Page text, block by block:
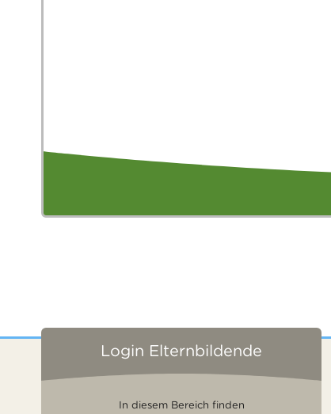
Login Elternbildende
In diesem Bereich finden